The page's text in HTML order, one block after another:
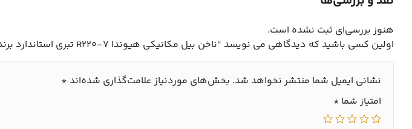
هنوز بررسی‌ای ثبت نشده است.
اولین کسی باشید که دیدگاهی می نویسد “ناخن بیل مکانیکی هیوندا R220-7 تبری استاندارد برند DM”
نشانی ایمیل شما منتشر نخواهد شد. بخش‌های موردنیاز علامت‌گذاری شده‌اند *
امتیاز شما *